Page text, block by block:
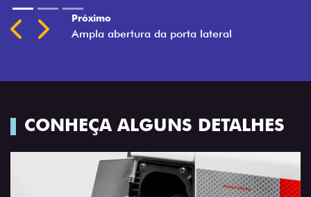
Previous
Next
CONHEÇA ALGUNS DETALHES